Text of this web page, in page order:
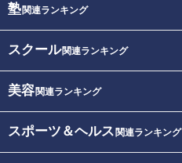
塾関連ランキング
スクール関連ランキング
美容関連ランキング
スポーツ＆ヘルス 関連ランキング